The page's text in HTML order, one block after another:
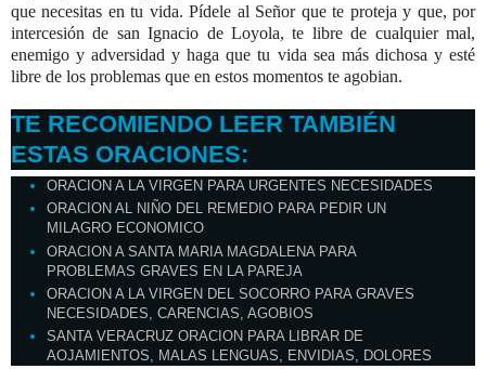
que necesitas en tu vida. Pídele al Señor que te proteja y que, por
intercesión de san Ignacio de Loyola, te libre de cualquier mal,
enemigo y adversidad y haga que tu vida sea más dichosa y esté
libre de los problemas que en estos momentos te agobian.
TE RECOMIENDO LEER TAMBIÉN
ESTAS ORACIONES:
ORACION A LA VIRGEN PARA URGENTES NECESIDADES
ORACION AL NIÑO DEL REMEDIO PARA PEDIR UN
MILAGRO ECONOMICO
ORACION A SANTA MARIA MAGDALENA PARA
PROBLEMAS GRAVES EN LA PAREJA
ORACION A LA VIRGEN DEL SOCORRO PARA GRAVES
NECESIDADES, CARENCIAS, AGOBIOS
SANTA VERACRUZ ORACION PARA LIBRAR DE
AOJAMIENTOS, MALAS LENGUAS, ENVIDIAS, DOLORES